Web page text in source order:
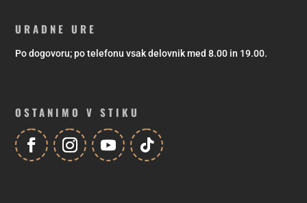
URADNE URE
Po dogovoru; po telefonu vsak delovnik med 8.00 in 19.00.
OSTANIMO V STIKU